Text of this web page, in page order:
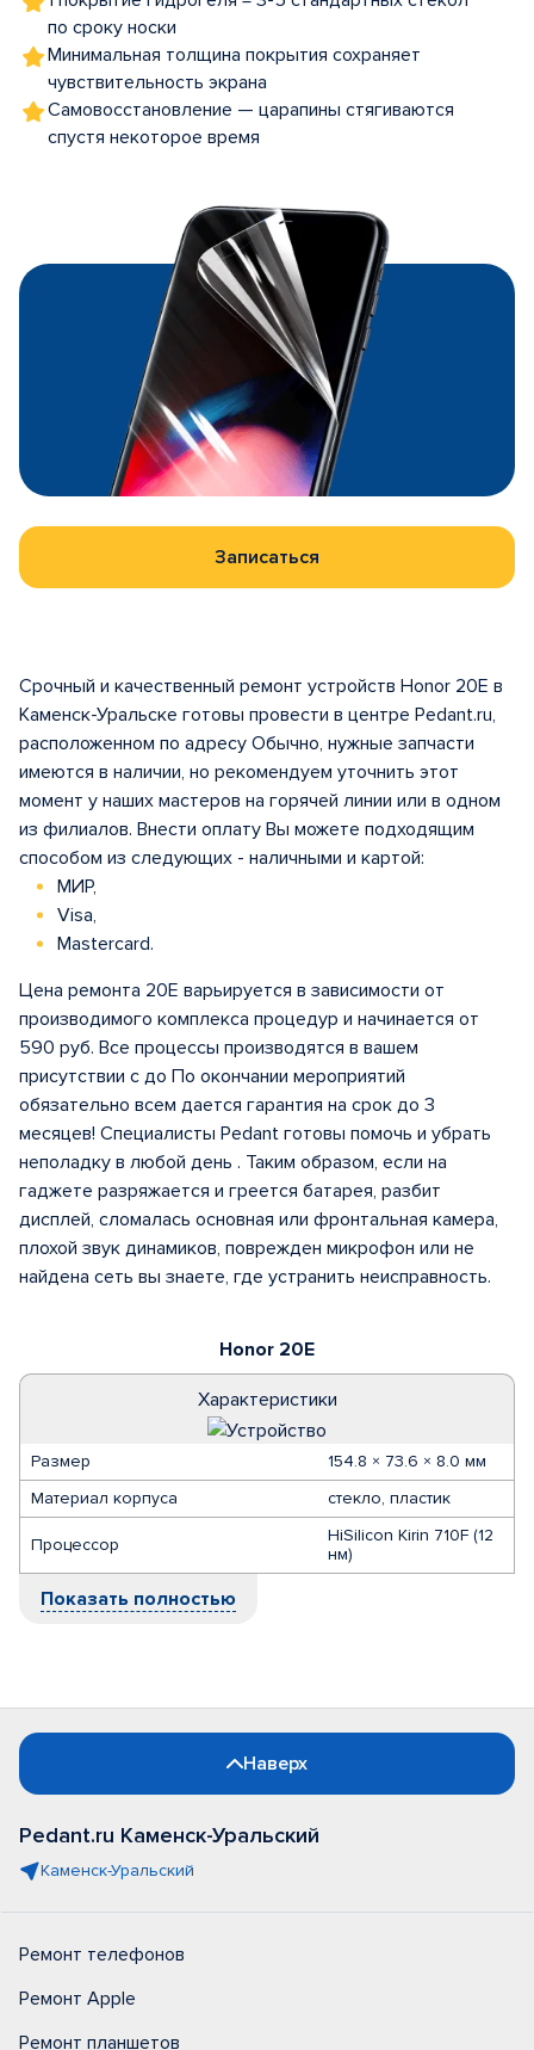
по сроку носки
Минимальная толщина покрытия сохраняет
чувствительность экрана
Самовосстановление — царапины стягиваются
спустя некоторое время
Записаться
Honor 20E
Характеристики
Размер
154.8 × 73.6 × 8.0 мм
Материал корпуса
стекло, пластик
Процессор
HiSilicon Kirin 710F (12
нм)
Показать полностью
Срочный и качественный ремонт устройств Honor 20E в
Каменск-Уральске готовы провести в центре Pedant.ru,
расположенном по адресу Обычно, нужные запчасти
имеются в наличии, но рекомендуем уточнить этот
момент у наших мастеров на горячей линии или в одном
из филиалов. Внести оплату Вы можете подходящим
способом из следующих - наличными и картой:
МИР,
Visa,
Mastercard.
Цена ремонта 20E варьируется в зависимости от
производимого комплекса процедур и начинается от
590 руб. Все процессы производятся в вашем
присутствии с до По окончании мероприятий
обязательно всем дается гарантия на срок до 3
месяцев! Специалисты Pedant готовы помочь и убрать
неполадку в любой день . Таким образом, если на
гаджете разряжается и греется батарея, разбит
дисплей, сломалась основная или фронтальная камера,
плохой звук динамиков, поврежден микрофон или не
найдена сеть вы знаете, где устранить неисправность.
Наверх
Pedant.ru Каменск-Уральский
Каменск-Уральский
Ремонт телефонов
Ремонт Apple
Ремонт планшетов